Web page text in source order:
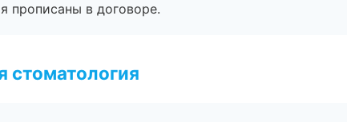
прописаны в договоре.
стоматология